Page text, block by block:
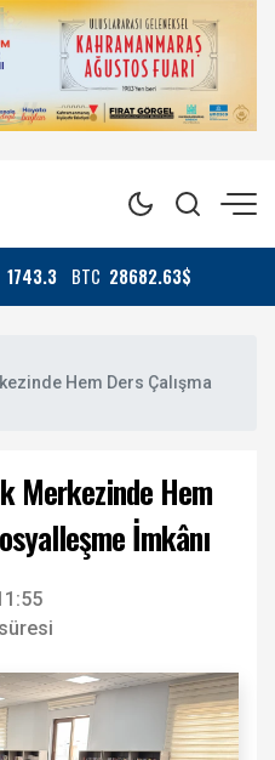
1743.3 BTC 28682.63$
Hem Ders Çalışma
Merkezinde Hem
İmkânı